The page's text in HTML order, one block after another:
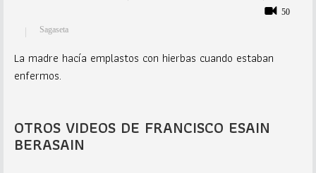
50
Sagaseta
La madre hacía emplastos con hierbas cuando estaban
enfermos.
OTROS VIDEOS DE FRANCISCO ESAIN
BERASAIN